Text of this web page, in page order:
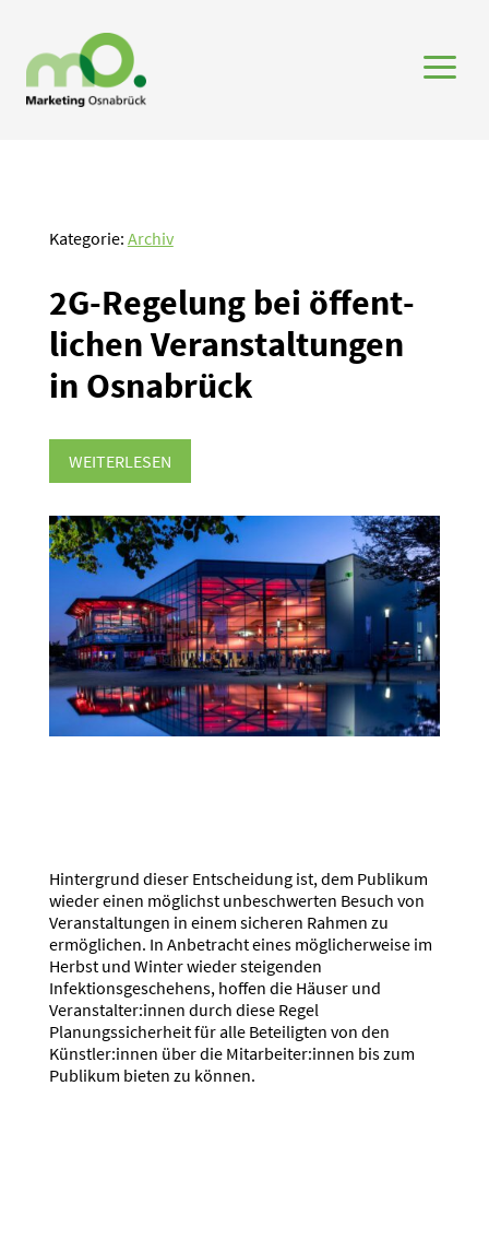
a
Kategorie: Archiv
2G-Regelung bei öffent­
lichen Veran­stal­tungen
in Osnabrück
WEITERLESEN
Hintergrund dieser Entscheidung ist, dem Publikum
wieder einen möglichst unbeschwerten Besuch von
Veranstaltungen in einem sicheren Rahmen zu
ermöglichen. In Anbetracht eines möglicherweise im
Herbst und Winter wieder steigenden
Infektionsgeschehens, hoffen die Häuser und
Veranstalter:innen durch diese Regel
Planungssicherheit für alle Beteiligten von den
Künstler:innen über die Mitarbeiter:innen bis zum
Publikum bieten zu können.